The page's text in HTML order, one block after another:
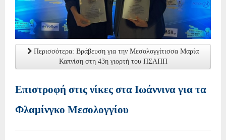
Περισσότερα: Βράβευση για την Μεσολογγίτισσα Μαρία
Καπνίση στη 43η γιορτή του ΠΣΑΠΠ
Επιστροφή στις νίκες στα Ιωάννινα για τα
Φλαμίνγκο Μεσολογγίου